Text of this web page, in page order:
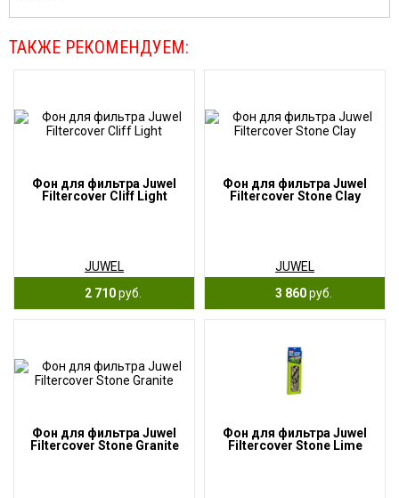
ТАКЖЕ РЕКОМЕНДУЕМ:
Фон для фильтра Juwel
Filtercover Cliff Light
JUWEL
2 710руб.
Фон для фильтра Juwel
Filtercover Stone Clay
JUWEL
3 860руб.
Фон для фильтра Juwel
Filtercover Stone Granite
Фон для фильтра Juwel
Filtercover Stone Lime